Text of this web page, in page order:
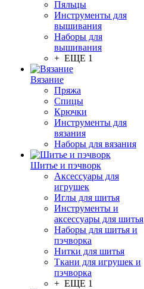
Пяльцы
Инструменты для
вышивания
Наборы для
вышивания
+ ЕЩЕ 1
Вязание
Пряжа
Спицы
Крючки
Инструменты для
вязания
Наборы для вязания
Шитье и пэчворк
Аксессуары для
игрушек
Иглы для шитья
Инструменты и
аксессуары для шитья
Наборы для шитья и
пэчворка
Нитки для шитья
Ткани для игрушек и
пэчворка
+ ЕЩЕ 1